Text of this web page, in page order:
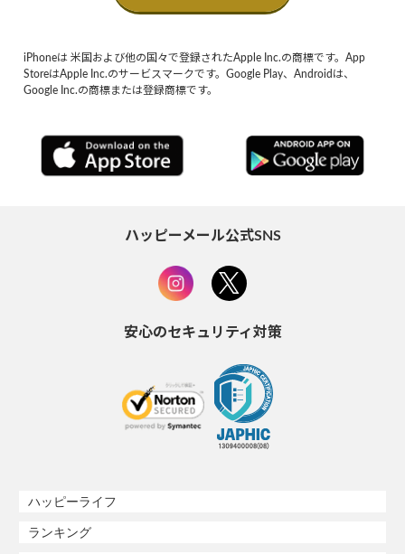
iPhoneは 米国および他の国々で登録されたApple Inc.の商標です。App
StoreはApple Inc.のサービスマークです。Google Play、Androidは、
Google Inc.の商標または登録商標です。
ハッピーメール公式SNS
安心のセキュリティ対策
ハッピーライフ
ランキング